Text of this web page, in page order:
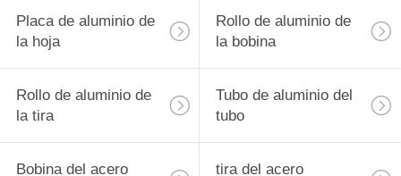
Placa de aluminio de
la hoja
Rollo de aluminio de
la bobina
Rollo de aluminio de
la tira
Tubo de aluminio del
tubo
Bobina del acero tira del acero